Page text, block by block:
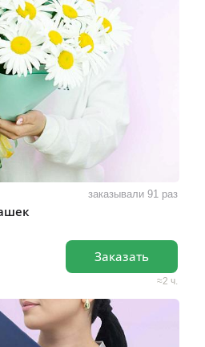
заказывали 91 раз
2 ч.
Заказать